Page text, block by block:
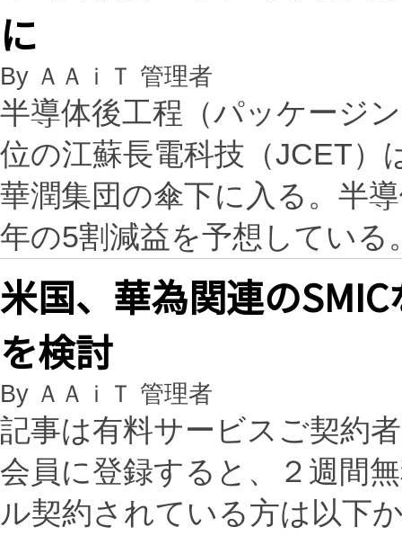
に
By ＡＡｉＴ 管理者
半導体後工程（パッケージ
位の江蘇長電科技（JCET）
華潤集団の傘下に入る。半
年の5割減益を予想してい
米国、華為関連の
を検討
By ＡＡｉＴ 管理者
記事は有料サービスご契約
会員に登録すると、２週間
ル契約されている方は以下